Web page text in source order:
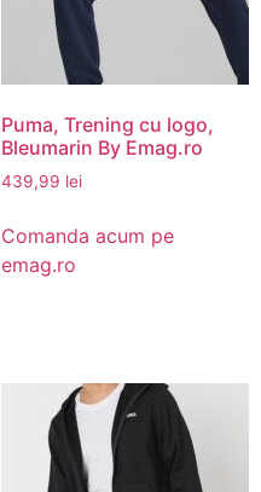
Puma, Trening cu logo,
Bleumarin By Emag.ro
439,99 lei
Comanda acum pe
emag.ro